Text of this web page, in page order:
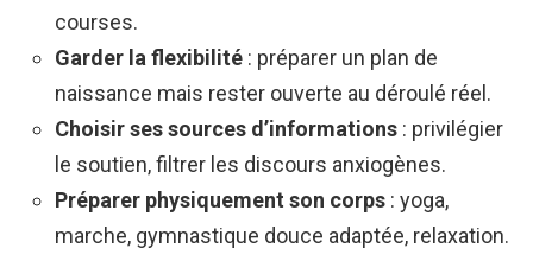
courses.
Garder la flexibilité : préparer un plan de
naissance mais rester ouverte au déroulé réel.
Choisir ses sources d’informations : privilégier
le soutien, filtrer les discours anxiogènes.
Préparer physiquement son corps : yoga,
marche, gymnastique douce adaptée, relaxation.